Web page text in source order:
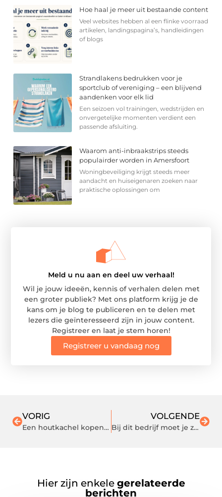
Hoe haal je meer uit bestaande content
Veel websites hebben al een flinke voorraad
artikelen, landingspagina’s, handleidingen
of blogs
Strandlakens bedrukken voor je
sportclub of vereniging – een blijvend
aandenken voor elk lid
Een seizoen vol trainingen, wedstrijden en
onvergetelijke momenten verdient een
passende afsluiting.
Waarom anti-inbraakstrips steeds
populairder worden in Amersfoort
Woningbeveiliging krijgt steeds meer
aandacht en huiseigenaren zoeken naar
praktische oplossingen om
Meld u nu aan en deel uw verhaal!
Wil je jouw ideeën, kennis of verhalen delen met
een groter publiek? Met ons platform krijg je de
kans om je blog te publiceren en te delen met
lezers die geïnteresseerd zijn in jouw content.
Registreer en laat je stem horen!
Registreer u vandaag nog
VORIG
Een houtkachel kopen voor sfeer in de woonkamer
VOLGENDE
Bij dit bedrijf moet je zijn voor een refurbished Samsung
Hier zijn enkele gerelateerde
berichten